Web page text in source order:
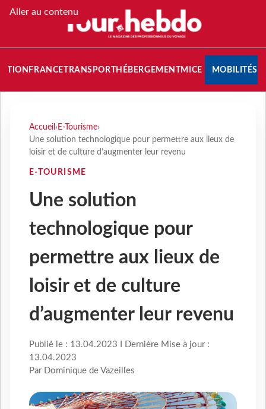
Aller au contenu
FRANCETRANSPORT HÉBERGEMENTMICE MOBILITÉS
Accueil › E-Tourisme›
Une solution technologique pour permettre aux lieux de
loisir et de culture d’augmenter leur revenu
E-TOURISME
Une solution
technologique pour
permettre aux lieux de
loisir et de culture
d’augmenter leur revenu
Publié le : 13.04.2023 I Dernière Mise à jour :
13.04.2023
Par Dominique de Vazeilles